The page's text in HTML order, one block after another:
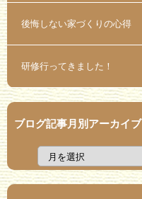
後悔しない家づくりの心得
研修行ってきました！
ブログ記事月別アーカイブ